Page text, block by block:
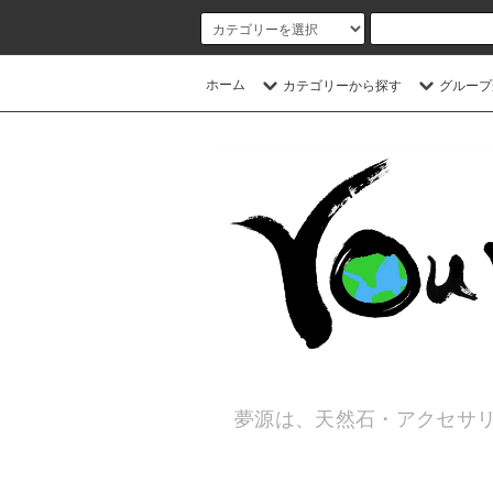
ホーム カテゴリーから探す グルー
夢源は、天然石・アクセサ